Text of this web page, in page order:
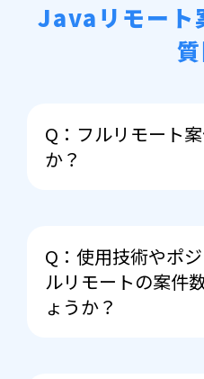
Javaリモート
Q：フルリモート
か？
案件をお探しさせ
が、ご紹介できる
初期出社や定期出
併用）をご相談さ
Q：使用技術やポ
ルリモートの案件
ょうか？